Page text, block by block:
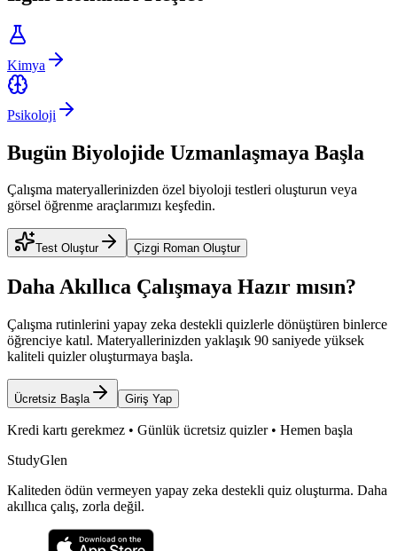
Kimya
Psikoloji
Bugün Biyolojide Uzmanlaşmaya Başla
Çalışma materyallerinizden özel biyoloji testleri oluşturun veya
görsel öğrenme araçlarımızı keşfedin.
Test Oluştur Çizgi Roman Oluştur
Daha Akıllıca Çalışmaya Hazır mısın?
Çalışma rutinlerini yapay zeka destekli quizlerle dönüştüren binlerce
öğrenciye katıl. Materyallerinizden yaklaşık 90 saniyede yüksek
kaliteli quizler oluşturmaya başla.
Ücretsiz Başla Giriş Yap
Kredi kartı gerekmez • Günlük ücretsiz quizler • Hemen başla
StudyGlen
Kaliteden ödün vermeyen yapay zeka destekli quiz oluşturma. Daha
akıllıca çalış, zorla değil.